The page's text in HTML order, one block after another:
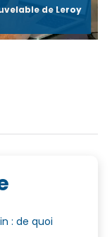
de Leroy
: de quoi